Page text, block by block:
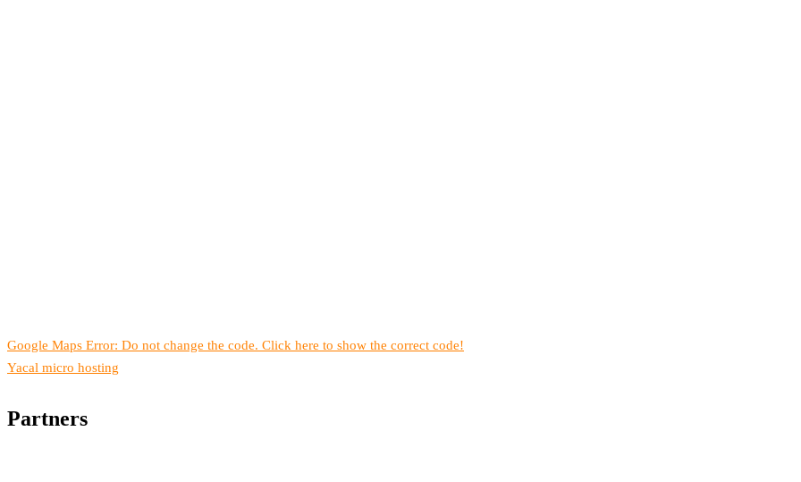
Google Maps Error: Do not change the code. Click here to show the correct code!
Yacal micro hosting
Partners